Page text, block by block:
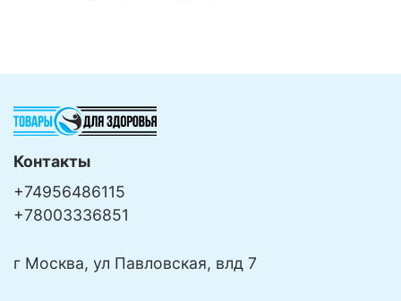
Контакты
+74956486115
+78003336851
г Москва, ул Павловская, влд 7